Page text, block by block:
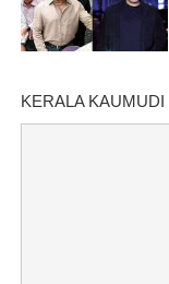
KERALA KAUMUDI